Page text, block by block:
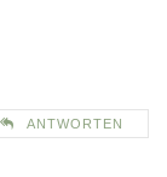
ANTWORTEN